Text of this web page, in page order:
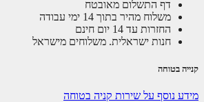
דף התשלום מאובטח
משלוח מהיר בתוך 14 ימי עבודה
החזרות עד 14 יום חינם
חנות ישראלית. משלוחים מישראל
בטוחה
נוסף על שירות קניה בטוחה